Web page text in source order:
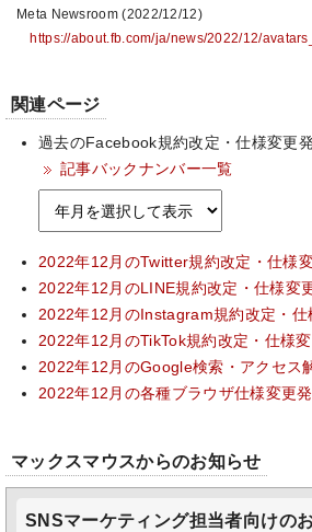
Meta Newsroom (2022/12/12)
https://about.fb.com/ja/news/2022/12/
関連ページ
過去のFacebook規約改定・仕様変更
記事バックナンバー一覧
2022年12月のTwitter規約改定・仕様
2022年12月のLINE規約改定・仕様変
2022年12月のInstagram規約改定・仕
2022年12月のTikTok規約改定・仕様
2022年12月のGoogle検索・アクセス
2022年12月の各種ブラウザ仕様変更
マックスマウスからのお知らせ
SNSマーケティング担当者向けの